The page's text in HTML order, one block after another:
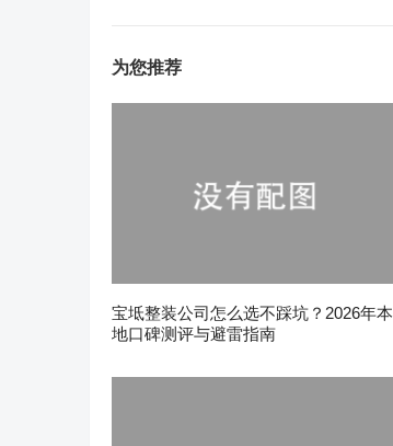
为您推荐
宝坻整装公司怎么选不踩坑？2026年本
地口碑测评与避雷指南